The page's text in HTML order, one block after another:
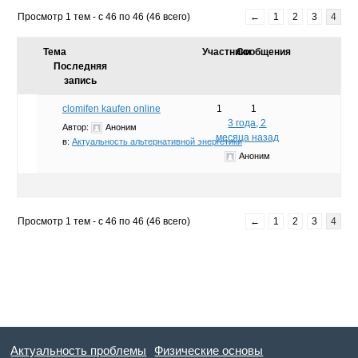
Просмотр 1 тем - с 46 по 46 (46 всего) ← 1 2 3 4
Тема УчастникиСообщения
Последняя
запись
clomifen kaufen online
Автор:
Аноним
в: Актуальность альтернативной энергетики
1
1
3 года, 2
месяца назад
Аноним
Просмотр 1 тем - с 46 по 46 (46 всего) ← 1 2 3 4
Актуальность проблемы Физические основы